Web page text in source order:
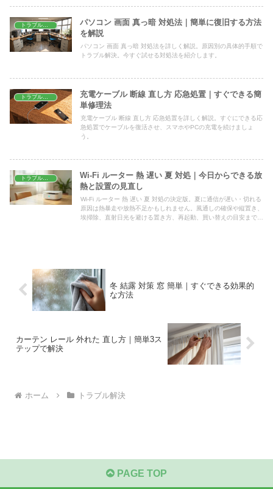
トラブル解決
パソコン 画面 真っ暗 対処法｜簡単に復旧する方法
を解説
パソコン 画面 真っ暗 対処法を詳しく解説。原因別の具体的手順で
トラブル解決。今すぐ試せる対処法を紹介します。
トラブル解決
充電ケーブル 断線 直し方 応急処置｜すぐできる簡
単修理法
充電ケーブル 断線 直し方 応急処置を詳しく解説。すぐにできる応
急処置でケーブルを復活させ、スマホやPCの充電を続けましょ
う。
トラブル解決
Wi-Fi ルーター 熱 遅い 夏 対処｜今日からできる放
熱と設置の見直し
Wi-Fi ルーター 熱 遅い 夏 対処の決定版。夏に通信が遅い・切れる
原因は熱暴走や放熱不足かもしれません。風通しの確保や縦置き、
埃掃除、直射日光を避ける置き方、再起動、買い替えの目安まで、
冬 結露 対策 窓 簡単｜すぐできる効果的
な方法
カーテン レール 外れた 直し方｜簡単3ス
テップで解決
ホーム トラブル解決
PAGE TOP